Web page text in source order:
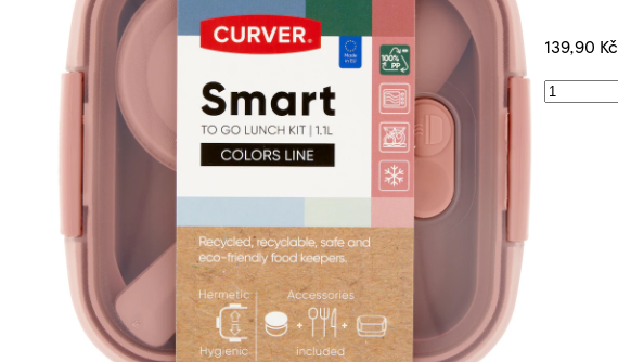
139,90 Kč